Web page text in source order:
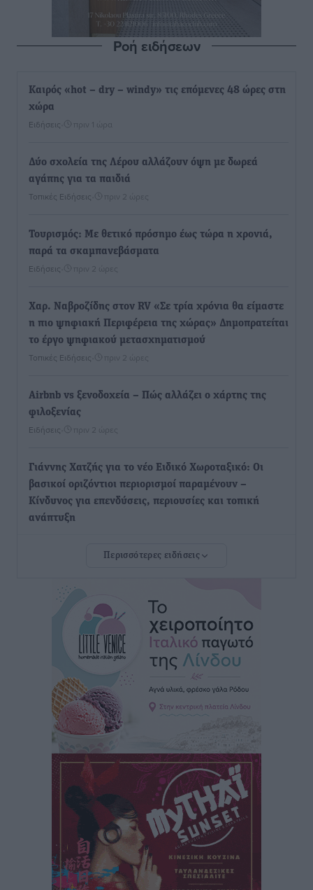
Ροή ειδήσεων
Καιρός «hot – dry – windy» τις επόμενες 48 ώρες στη
χώρα
Ειδήσεις πριν 1 ώρα
Δύο σχολεία της Λέρου αλλάζουν όψη με δωρεά
αγάπης για τα παιδιά
Τοπικές Ειδήσεις πριν 2 ώρες
Τουρισμός: Με θετικό πρόσημο έως τώρα η χρονιά,
παρά τα σκαμπανεβάσματα
Ειδήσεις πριν 2 ώρες
Χαρ. Ναβροζίδης στον RV «Σε τρία χρόνια θα είμαστε
η πιο ψηφιακή Περιφέρεια της χώρας» Δημοπρατείται
το έργο ψηφιακού μετασχηματισμού
Τοπικές Ειδήσεις πριν 2 ώρες
Airbnb vs ξενοδοχεία – Πώς αλλάζει ο χάρτης της
φιλοξενίας
Ειδήσεις πριν 2 ώρες
Γιάννης Χατζής για το νέο Ειδικό Χωροταξικό: Οι
βασικοί οριζόντιοι περιορισμοί παραμένουν –
Κίνδυνος για επενδύσεις, περιουσίες και τοπική
ανάπτυξη
δεν υπάρχουν περιθώρια εφησυχασμού
πριν 2 ώρες
Στον Άγιο Νικόλαο Χάλκης ανοίγει ξανά το
ανανεωμένο εκκλησιαστικό μουσείο από τη Λέσχη
Lions Χάλκης
Τοπικές Ειδήσεις• πριν 2 ώρες
Ρόδος: «Βουλιάζει» από τουρίστες – Πάνω από 1 εκατ.
επιβάτες και 55 κρουαζιερόπλοια
Τοπικές Ειδήσεις πριν 3 ώρες
Γ’ Εθνική Κατηγορία: Οι ημερομηνίες των
αγωνιστικών της κανονικής περιόδου
πριν 8 ώρες
Συνελήφθησαν δύο άτομα στην Κάρπαθο για άγρα
Περισσότερες ειδήσεις